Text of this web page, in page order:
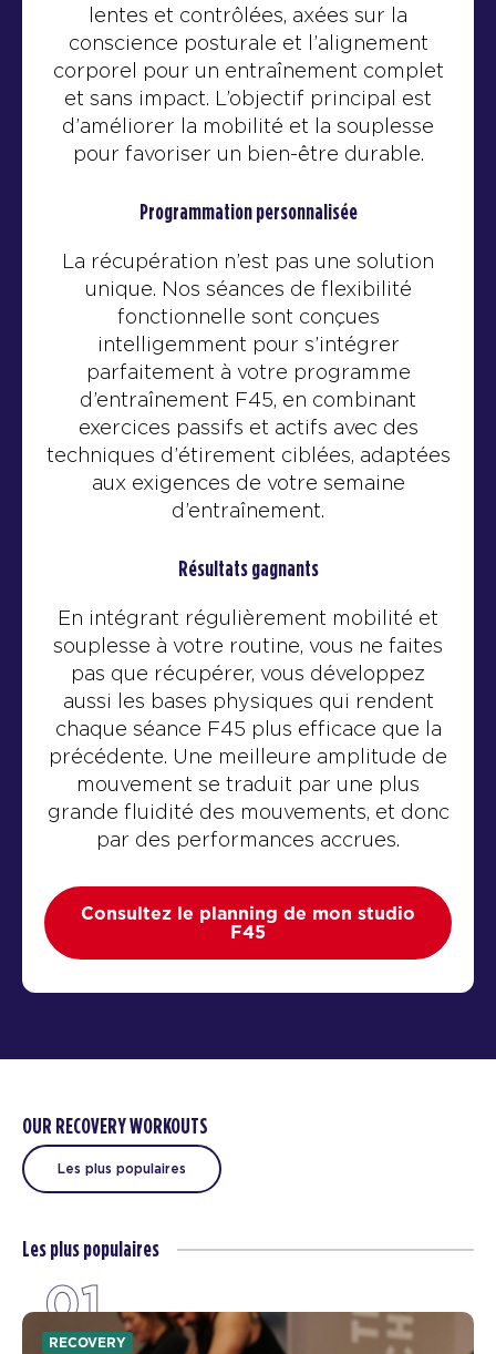
lentes et contrôlées, axées sur la
conscience posturale et l’alignement
corporel pour un entraînement complet
et sans impact. L’objectif principal est
d’améliorer la mobilité et la souplesse
pour favoriser un bien-être durable.
Programmation personnalisée
La récupération n’est pas une solution
unique. Nos séances de flexibilité
fonctionnelle sont conçues
intelligemment pour s’intégrer
parfaitement à votre programme
d’entraînement F45, en combinant
exercices passifs et actifs avec des
techniques d’étirement ciblées, adaptées
aux exigences de votre semaine
d’entraînement.
Résultats gagnants
En intégrant régulièrement mobilité et
souplesse à votre routine, vous ne faites
pas que récupérer, vous développez
aussi les bases physiques qui rendent
chaque séance F45 plus efficace que la
précédente. Une meilleure amplitude de
mouvement se traduit par une plus
grande fluidité des mouvements, et donc
par des performances accrues.
Consultez le planning de mon studio
F45
OUR RECOVERY WORKOUTS
Les plus populaires
Les plus populaires
01
RECOVERY